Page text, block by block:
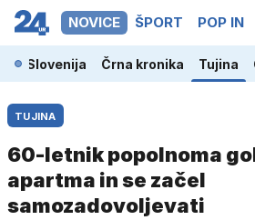
NOVICE ŠPORT POP IN
Slovenija Črna kronika Tujina
TUJINA
60-letnik popolnoma
apartma in se začel
samozadovoljevati